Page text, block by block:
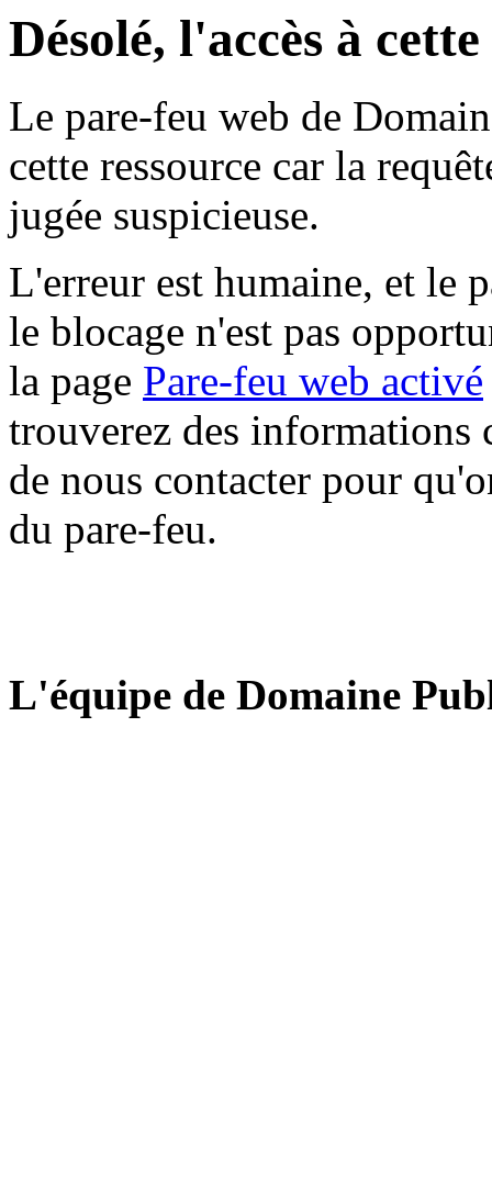
Désolé, l'accès à
Le pare-feu web de
cette ressource car la
jugée suspicieuse.
L'erreur est humaine, et le
le blocage n'est pas
la page Pare-feu web activé
trouverez des informations
de nous contacter pour
du pare-feu.
L'équipe de Domaine